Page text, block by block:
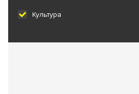
Культура